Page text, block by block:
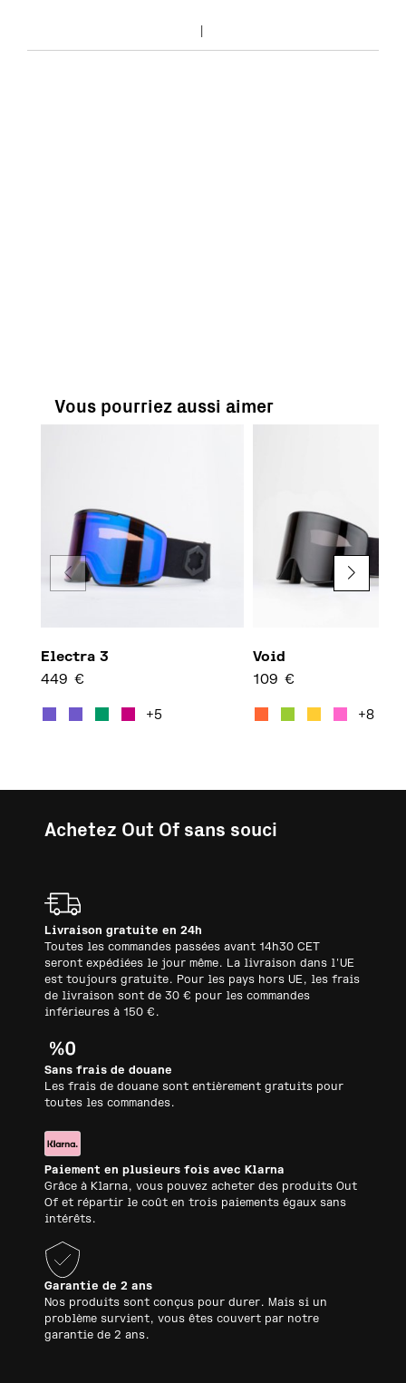
Vous pourriez aussi aimer
Electra 3
449 €
+5
Void
109 €
+8
Achetez Out Of sans souci
Livraison gratuite en 24h
Toutes les commandes passées avant 14h30 CET
seront expédiées le jour même. La livraison dans l'UE
est toujours gratuite. Pour les pays hors UE, les frais
de livraison sont de 30 € pour les commandes
inférieures à 150 €.
Sans frais de douane
Les frais de douane sont entièrement gratuits pour
toutes les commandes.
Paiement en plusieurs fois avec Klarna
Grâce à Klarna, vous pouvez acheter des produits Out
Of et répartir le coût en trois paiements égaux sans
intérêts.
Garantie de 2 ans
Nos produits sont conçus pour durer. Mais si un
problème survient, vous êtes couvert par notre
garantie de 2 ans.